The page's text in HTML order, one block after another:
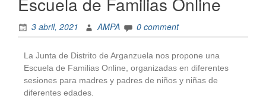
3 abril, 2021 AMPA 0 comment
La Junta de Distrito de Arganzuela nos propone una
Escuela de Familias Online, organizadas en diferentes
sesiones para madres y padres de niños y niñas de
diferentes edades.